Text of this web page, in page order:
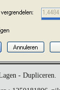
- Dupliceren.